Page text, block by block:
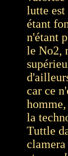
lutte est
étant
n'étant
le No2,
car ce
la
Tuttle